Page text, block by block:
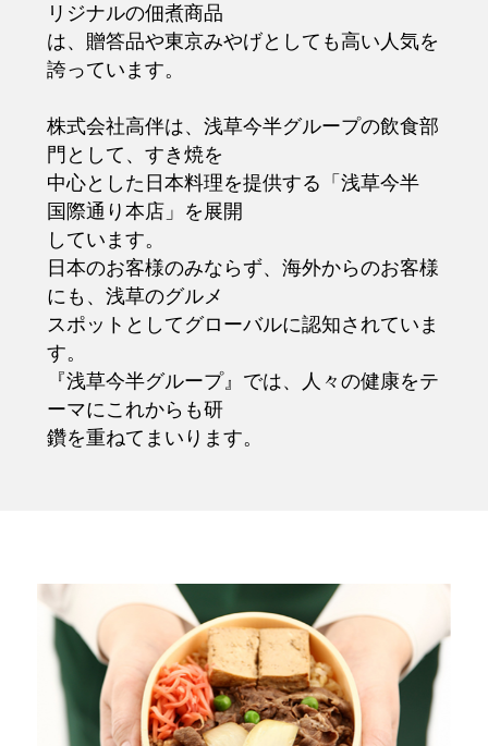
リジナルの佃煮商品
は、贈答品や東京みやげとしても高い人気を
誇っています。
株式会社高伴は、浅草今半グループの飲食部
門として、すき焼を
中心とした日本料理を提供する「浅草今半
国際通り本店」を展開
しています。
日本のお客様のみならず、海外からのお客様
にも、浅草のグルメ
スポットとしてグローバルに認知されていま
す。
『浅草今半グループ』では、人々の健康をテ
ーマにこれからも研
鑽を重ねてまいります。